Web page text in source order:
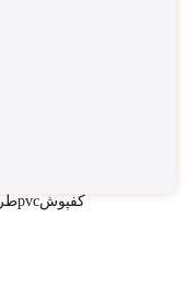
کفپوشpvcطرح سنگ کد۵۰۵۳